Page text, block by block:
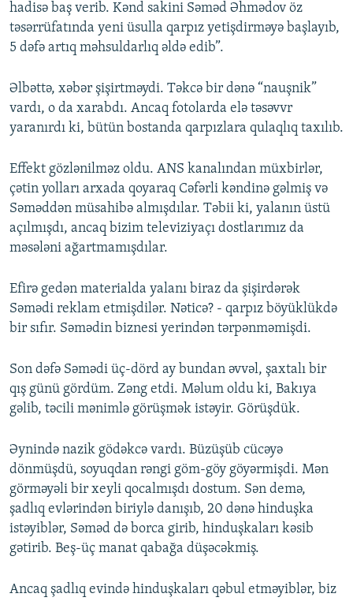
hadisə baş verib. Kənd sakini Səməd Əhmədov öz
təsərrüfatında yeni üsulla qarpız yetişdirməyə başlayıb,
5 dəfə artıq məhsuldarlıq əldə edib”.
Əlbəttə, xəbər şişirtməydi. Təkcə bir dənə “nauşnik”
vardı, o da xarabdı. Ancaq fotolarda elə təsəvvr
yaranırdı ki, bütün bostanda qarpızlara qulaqlıq taxılıb.
Effekt gözlənilməz oldu. ANS kanalından müxbirlər,
çətin yolları arxada qoyaraq Cəfərli kəndinə gəlmiş və
Səməddən müsahibə almışdılar. Təbii ki, yalanın üstü
açılmışdı, ancaq bizim televiziyaçı dostlarımız da
məsələni ağartmamışdılar.
Efirə gedən materialda yalanı biraz da şişirdərək
Səmədi reklam etmişdilər. Nəticə? - qarpız böyüklükdə
bir sıfır. Səmədin biznesi yerindən tərpənməmişdi.
Son dəfə Səmədi üç-dörd ay bundan əvvəl, şaxtalı bir
qış günü gördüm. Zəng etdi. Məlum oldu ki, Bakıya
gəlib, təcili mənimlə görüşmək istəyir. Görüşdük.
Əynində nazik gödəkcə vardı. Büzüşüb cücəyə
dönmüşdü, soyuqdan rəngi göm-göy göyərmişdi. Mən
görməyəli bir xeyli qocalmışdı dostum. Sən demə,
şadlıq evlərindən biriylə danışıb, 20 dənə hinduşka
istəyiblər, Səməd də borca girib, hinduşkaları kəsib
gətirib. Beş-üç manat qabağa düşəcəkmiş.
Ancaq şadlıq evində hinduşkaları qəbul etməyiblər, biz